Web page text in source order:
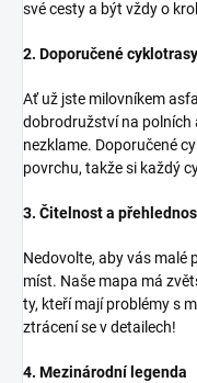
své cesty a být vždy o
2. Doporučené
Ať už jste milovníkem
dobrodružství na polních
nezklame. Doporučené
povrchu, takže si každý
3. Čitelnost a
Nedovolte, aby vás malé
míst. Naše mapa má
ty, kteří mají problémy s
ztrácení se v detailech!
4. Mezinárodní legenda